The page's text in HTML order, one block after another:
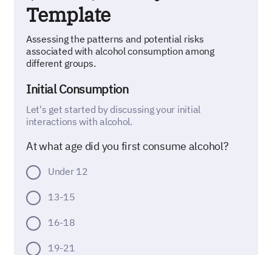
Template
Assessing the patterns and potential risks
associated with alcohol consumption among
different groups.
Initial Consumption
Let's get started by discussing your initial
interactions with alcohol.
At what age did you first consume alcohol?
Under 12
13-15
16-18
19-21